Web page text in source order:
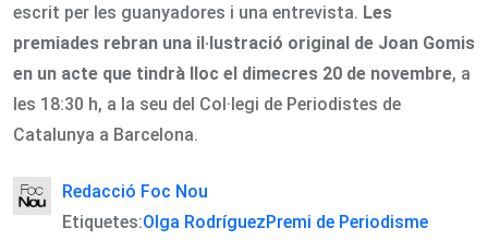
escrit per les guanyadores i una entrevista. Les
premiades rebran una il·lustració original de Joan Gomis
en un acte que tindrà lloc el dimecres 20 de novembre, a
les 18:30 h, a la seu del Col·legi de Periodistes de
Catalunya a Barcelona.
Redacció Foc Nou
Etiquetes:Olga RodríguezPremi de Periodisme